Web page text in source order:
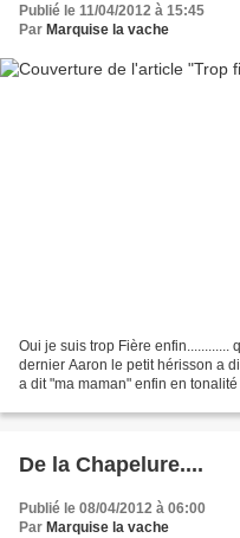
Publié le 11/04/2012 à 15:45
Par Marquise la vache
Oui je suis trop Fière enfin............
dernier Aaron le petit hérisson a
a dit "ma maman" enfin en
De la Chapelure....
Publié le 08/04/2012 à 06:00
Par Marquise la vache